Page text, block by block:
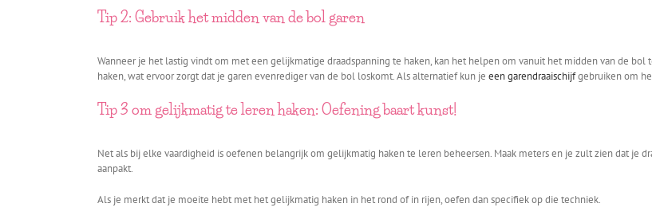
Tip 2: Gebruik het midden van de bol garen
Wanneer je het lastig vindt om met een gelijkmatige draadspanning te haken, kan het helpen om vanuit het midden van de
haken, wat ervoor zorgt dat je garen evenrediger van de bol loskomt. Als alternatief kun je een garendraaischijfgebruiken om
Tip 3 om gelijkmatig te leren haken: Oefening baart kunst!
Net als bij elke vaardigheid is oefenen belangrijk om gelijkmatig haken te leren beheersen. Maak meters en je zult zien dat je
aanpakt.
Als je merkt dat je moeite hebt met het gelijkmatig haken in het rond of in rijen, oefen dan specifiek op die techniek.